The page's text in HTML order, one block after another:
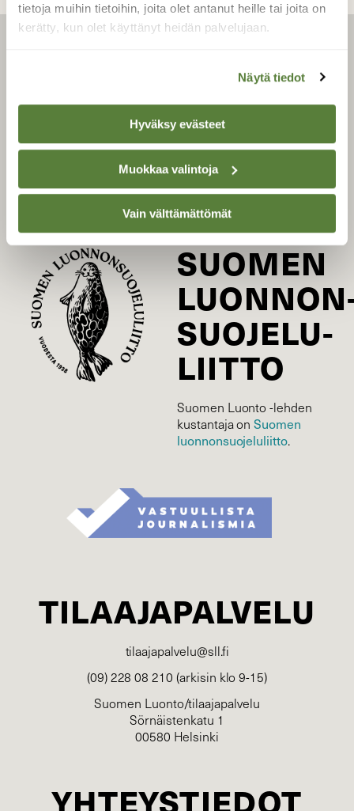
tietoja muihin tietoihin, joita olet antanut heille tai joita on
kerätty, kun olet käyttänyt heidän palvelujaan.
Näytä tiedot
Hyväksy evästeet
Muokkaa valintoja
Vain välttämättömät
LEHTI
Uusin lehti
Tilaa Suomen Luonto
Tilaa digilukuoikeus
Äänestä parasta juttua
Tilaa uutiskirje
SUOMEN
SUOJELU­
LIITTO
Suomen Luonto -lehden
kustantaja onSuomen
luonnonsuojelu­liitto.
TILAAJAPALVELU
tilaajapalvelu@sll.fi
(09) 228 08 210 (arkisin klo 9-15)
Suomen Luonto/tilaajapalvelu
Sörnäistenkatu 1
00580 Helsinki
YHTEYSTIEDOT